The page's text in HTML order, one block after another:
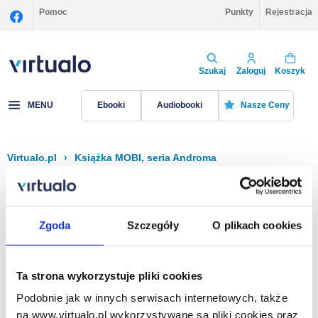
Zgoda Szczegóły O plikach cookies
Ta strona wykorzystuje pliki cookies
Podobnie jak w innych serwisach internetowych, także
na www.virtualo.pl wykorzystywane są pliki cookies oraz
Pomoc Punkty Rejestracja
Szukaj Zaloguj Koszyk
MENU Ebooki Audiobooki Nasze Ceny
Virtualo.pl › Książka MOBI, seria Androma
Filtruj Sortuj
Na stronie